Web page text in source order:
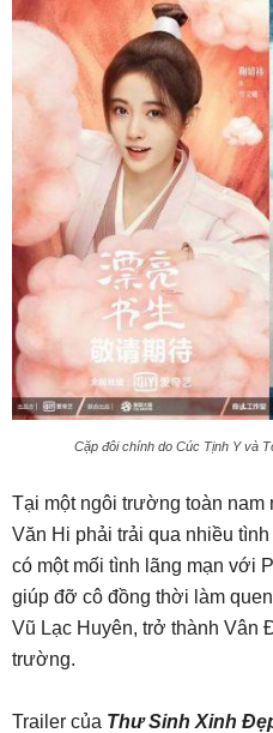
Cặp đôi chính do Cúc Tịnh Y và
Tại một ngôi trường toàn
Văn Hi phải trải qua nhiều
có một mối tình lãng mạn với
giúp đỡ cô đồng thời làm
Vũ Lạc Huyên, trở thành Vân
trường.
Trailer của Thư Sinh Xinh